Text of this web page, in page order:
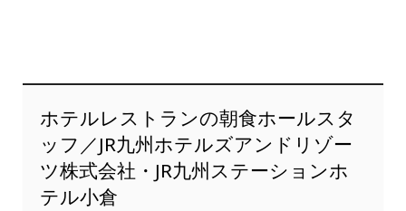
ホテルレストランの朝食ホールスタ
ッフ／JR九州ホテルズアンドリゾー
ツ株式会社・JR九州ステーションホ
テル小倉